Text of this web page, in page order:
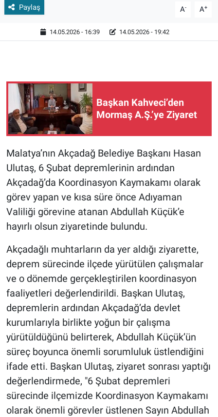
Paylaş A- A+
14.05.2026 - 16:39 14.05.2026 - 19:42
Başkan Kahveci’den
Mormaş A.Ş.’ye Ziyaret
Malatya’nın Akçadağ Belediye Başkanı Hasan
Ulutaş, 6 Şubat depremlerinin ardından
Akçadağ’da Koordinasyon Kaymakamı olarak
görev yapan ve kısa süre önce Adıyaman
Valiliği görevine atanan Abdullah Küçük’e
hayırlı olsun ziyaretinde bulundu.
Akçadağlı muhtarların da yer aldığı ziyarette,
deprem sürecinde ilçede yürütülen çalışmalar
ve o dönemde gerçekleştirilen koordinasyon
faaliyetleri değerlendirildi. Başkan Ulutaş,
depremlerin ardından Akçadağ’da devlet
kurumlarıyla birlikte yoğun bir çalışma
yürütüldüğünü belirterek, Abdullah Küçük’ün
süreç boyunca önemli sorumluluk üstlendiğini
ifade etti. Başkan Ulutaş, ziyaret sonrası yaptığı
değerlendirmede, "6 Şubat depremleri
sürecinde ilçemizde Koordinasyon Kaymakamı
olarak önemli görevler üstlenen Sayın Abdullah